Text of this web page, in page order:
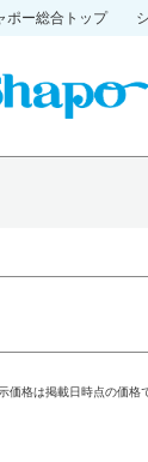
ポー総合トップ
価格は掲載日時点の価格